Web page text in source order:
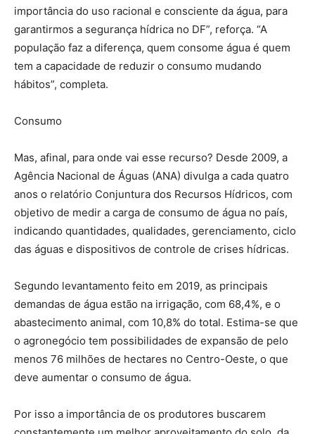
importância do uso racional e consciente da água, para
garantirmos a segurança hídrica no DF”, reforça. “A
população faz a diferença, quem consome água é quem
tem a capacidade de reduzir o consumo mudando
hábitos”, completa.
Consumo
Mas, afinal, para onde vai esse recurso? Desde 2009, a
Agência Nacional de Águas (ANA) divulga a cada quatro
anos o relatório Conjuntura dos Recursos Hídricos, com
objetivo de medir a carga de consumo de água no país,
indicando quantidades, qualidades, gerenciamento, ciclo
das águas e dispositivos de controle de crises hídricas.
Segundo levantamento feito em 2019, as principais
demandas de água estão na irrigação, com 68,4%, e o
abastecimento animal, com 10,8% do total. Estima-se que
o agronegócio tem possibilidades de expansão de pelo
menos 76 milhões de hectares no Centro-Oeste, o que
deve aumentar o consumo de água.
Por isso a importância de os produtores buscarem